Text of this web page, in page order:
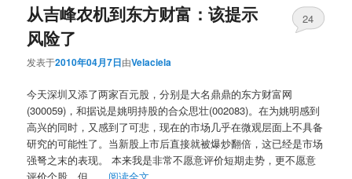
从吉峰农机到东方财富：该提示
风险了
发表于2010年04月7日由Velaciela
24
今天深圳又添了两家百元股，分别是大名鼎鼎的东方财富网
(300059)，和据说是姚明持股的合众思壮(002083)。在为姚明感到
高兴的同时，又感到了可悲，现在的市场几乎在微观层面上不具备
研究的可能性了。当新股上市后直接就被爆炒翻倍，这已经是市场
强弩之末的表现。 本来我是非常不愿意评价短期走势，更不愿意